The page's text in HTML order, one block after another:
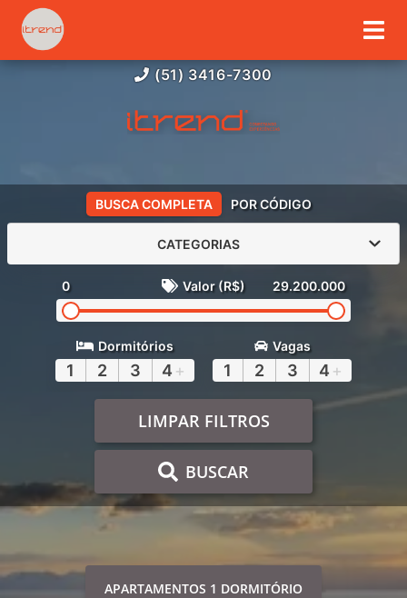
(51) 3416-7300
BUSCA COMPLETA POR CÓDIGO
CATEGORIAS
0 Valor (R$) 29.200.000
Dormitórios
1 2 3 4 +
Vagas
1 2 3 4 +
LIMPAR FILTROS
BUSCAR
APARTAMENTOS 1 DORMITÓRIO